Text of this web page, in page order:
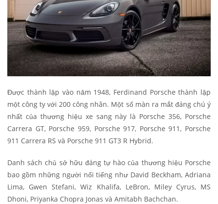
Được thành lập vào năm 1948, Ferdinand Porsche thành lập
một công ty với 200 công nhân. Một số màn ra mắt đáng chú ý
nhất của thương hiệu xe sang này là Porsche 356, Porsche
Carrera GT, Porsche 959, Porsche 917, Porsche 911, Porsche
911 Carrera RS và Porsche 911 GT3 R Hybrid.
Danh sách chủ sở hữu đáng tự hào của thương hiệu Porsche
bao gồm những người nổi tiếng như David Beckham, Adriana
Lima, Gwen Stefani, Wiz Khalifa, LeBron, Miley Cyrus, MS
Dhoni, Priyanka Chopra Jonas và Amitabh Bachchan.